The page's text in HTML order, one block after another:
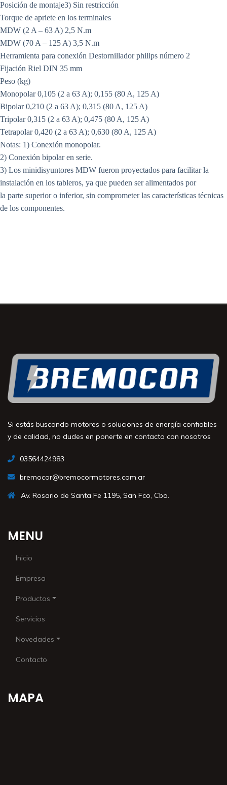
Posición de montaje3) Sin restricción
Torque de apriete en los terminales
MDW (2 A – 63 A) 2,5 N.m
MDW (70 A – 125 A) 3,5 N.m
Herramienta para conexión Destornillador philips número 2
Fijación Riel DIN 35 mm
Peso (kg)
Monopolar 0,105 (2 a 63 A); 0,155 (80 A, 125 A)
Bipolar 0,210 (2 a 63 A); 0,315 (80 A, 125 A)
Tripolar 0,315 (2 a 63 A); 0,475 (80 A, 125 A)
Tetrapolar 0,420 (2 a 63 A); 0,630 (80 A, 125 A)
Notas: 1) Conexión monopolar.
2) Conexión bipolar en serie.
3) Los minidisyuntores MDW fueron proyectados para facilitar la
instalación en los tableros, ya que pueden ser alimentados por
la parte superior o inferior, sin comprometer las características técnicas
de los componentes.
Si estás buscando motores o soluciones de energía confiables
y de calidad, no dudes en ponerte en contacto con nosotros
03564424983
bremocor@bremocormotores.com.ar
Av. Rosario de Santa Fe 1195, San Fco, Cba.
MENU
Inicio
Empresa
Productos
Servicios
Novedades
Contacto
MAPA